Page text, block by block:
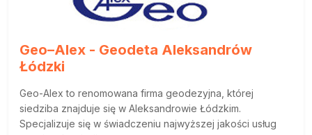
Geo–Alex - Geodeta Aleksandrów
Łódzki
Geo-Alex to renomowana firma geodezyjna, której
siedziba znajduje się w Aleksandrowie Łódzkim.
Specjalizuje się w świadczeniu najwyższej jakości usług